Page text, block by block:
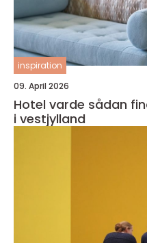
inspiration
09. April 2026
Hotel varde sådan finder du det rette ophold
i vestjylland